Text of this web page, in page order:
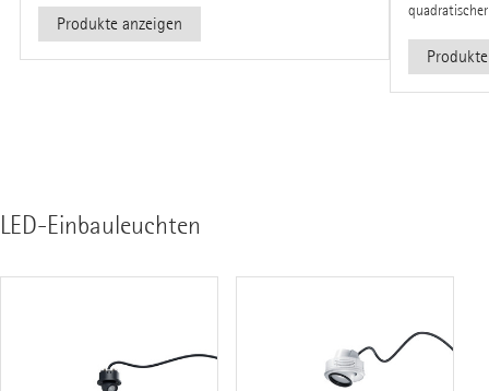
Produkte anzeigen
LED-Einbauleuchten